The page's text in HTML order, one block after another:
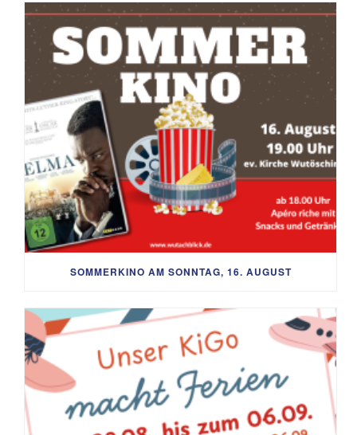
SOMMERKINO AM SONNTAG, 16. AUGUST